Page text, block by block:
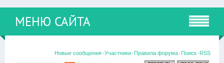
МЕНЮ САЙТА
Новые сообщения·Участники·Правила форума·Поиск·RSS